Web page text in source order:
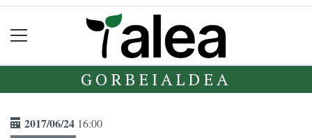
GORBEIALDEA
2017/06/24 16:00